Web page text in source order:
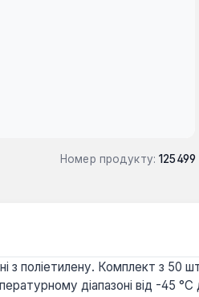
Номер продукту: 125499
з поліетилену. Комплект з 50
діапазоні від -45 °C